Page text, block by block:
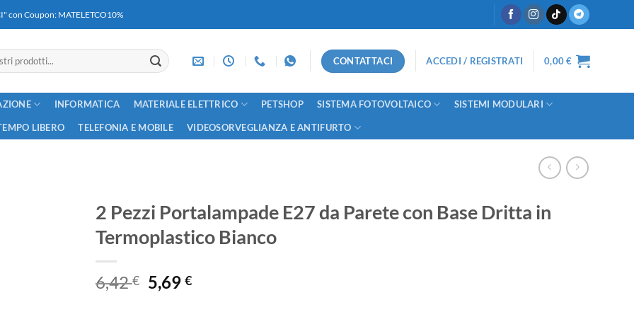
con Coupon: MATELETCO10%
CONTATTACI ACCEDI / REGISTRATI 0,00€
INFORMATICA MATERIALE ELETTRICO PETSHOP SISTEMA FOTOVOLTAICO SISTEMI MODULARI
LIBERO TELEFONIA E MOBILE VIDEOSORVEGLIANZA E ANTIFURTO
2 Pezzi Portalampade E27 da Parete con Base Dritta in
Termoplastico Bianco
6,42€ Il
prezzo
5,69€Il